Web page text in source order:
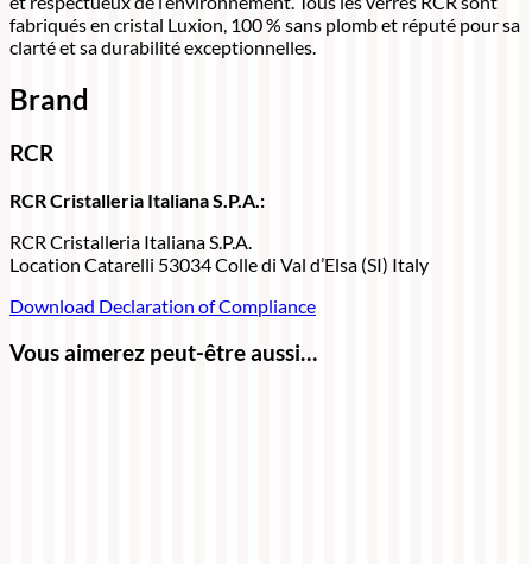
fabriqués en cristal Luxion, 100 % sans plomb et réputé pour sa
clarté et sa durabilité exceptionnelles.
Brand
RCR
RCR Cristalleria Italiana S.P.A.:
RCR Cristalleria Italiana S.P.A.
Location Catarelli 53034 Colle di Val d’Elsa (SI) Italy
Download Declaration of Compliance
Vous aimerez peut-être aussi…